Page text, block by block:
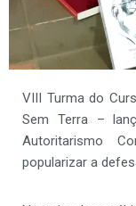
VIII Turma do
Sem Terra –
Autoritarismo
popularizar a